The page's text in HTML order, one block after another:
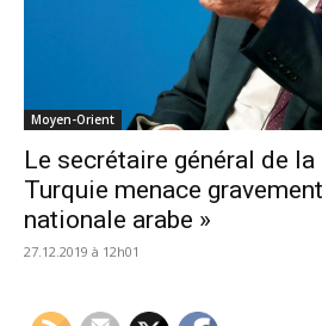
Moyen-Orient
Le secrétaire général de la
Turquie menace
nationale arabe »
27.12.2019 à 12h01